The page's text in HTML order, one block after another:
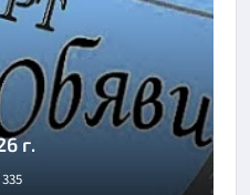
г.
335